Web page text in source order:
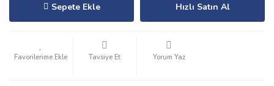
Sepete Ekle Hızlı Satın Al
Tavsiye Et Yorum Yaz